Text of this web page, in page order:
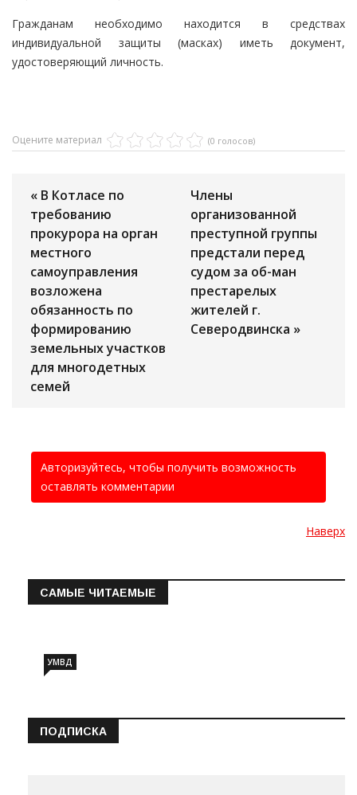
Гражданам необходимо находится в средствах
индивидуальной защиты (масках) иметь документ,
удостоверяющий личность.
Оцените материал (0 голосов)
« В Котласе по
требованию
прокурора на орган
местного
самоуправления
возложена
обязанность по
формированию
земельных участков
для многодетных
семей
Члены
организованной
преступной группы
предстали перед
судом за об-ман
престарелых
жителей г.
Северодвинска »
Авторизуйтесь, чтобы получить возможность
оставлять комментарии
Наверх
САМЫЕ ЧИТАЕМЫЕ
УМВД
ПОДПИСКА